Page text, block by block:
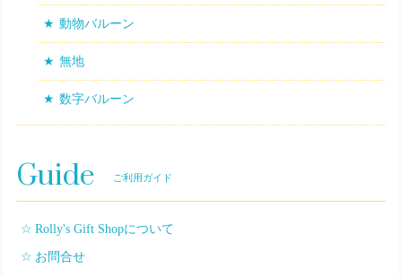
動物バルーン
無地
数字バルーン
Guide ご利用ガイド
Rolly's Gift Shopについて
お問合せ